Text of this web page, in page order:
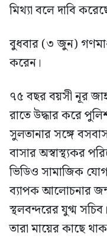
মিথ্যা বলে দাবি
বুধবার (৩ জুন)
করেন।
৭৫ বছর বয়সী নূর
রাতে উদ্ধার করে
সুলতানার সঙ্গে
বাসার অস্বাস্থ্যকর
ভিডিও সামাজিক
ব্যাপক আলোচনার
স্থলবন্দরের যুগ্ম
তারা মায়ের কাছে